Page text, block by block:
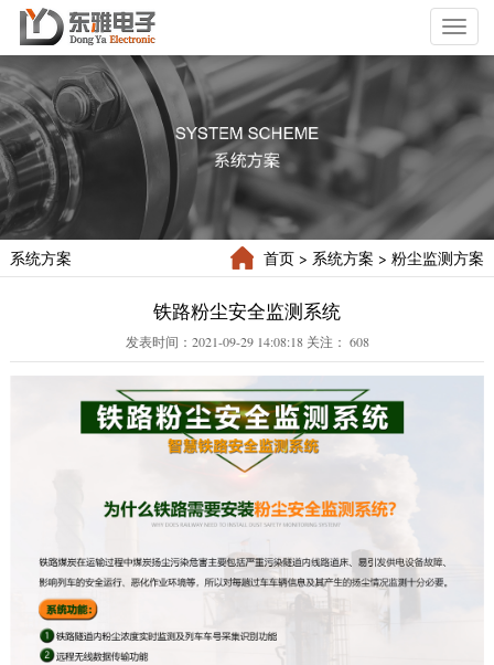
系统方案 首页 > 系统方案 > 粉尘监测方案
铁路粉尘安全监测系统
发表时间：2021-09-29 14:08:18 关注： 608